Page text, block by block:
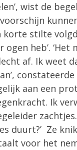
wist de
stilte
heb’.
af. Ik weet
aan een
Ik
duurt?’ Ze
voor het